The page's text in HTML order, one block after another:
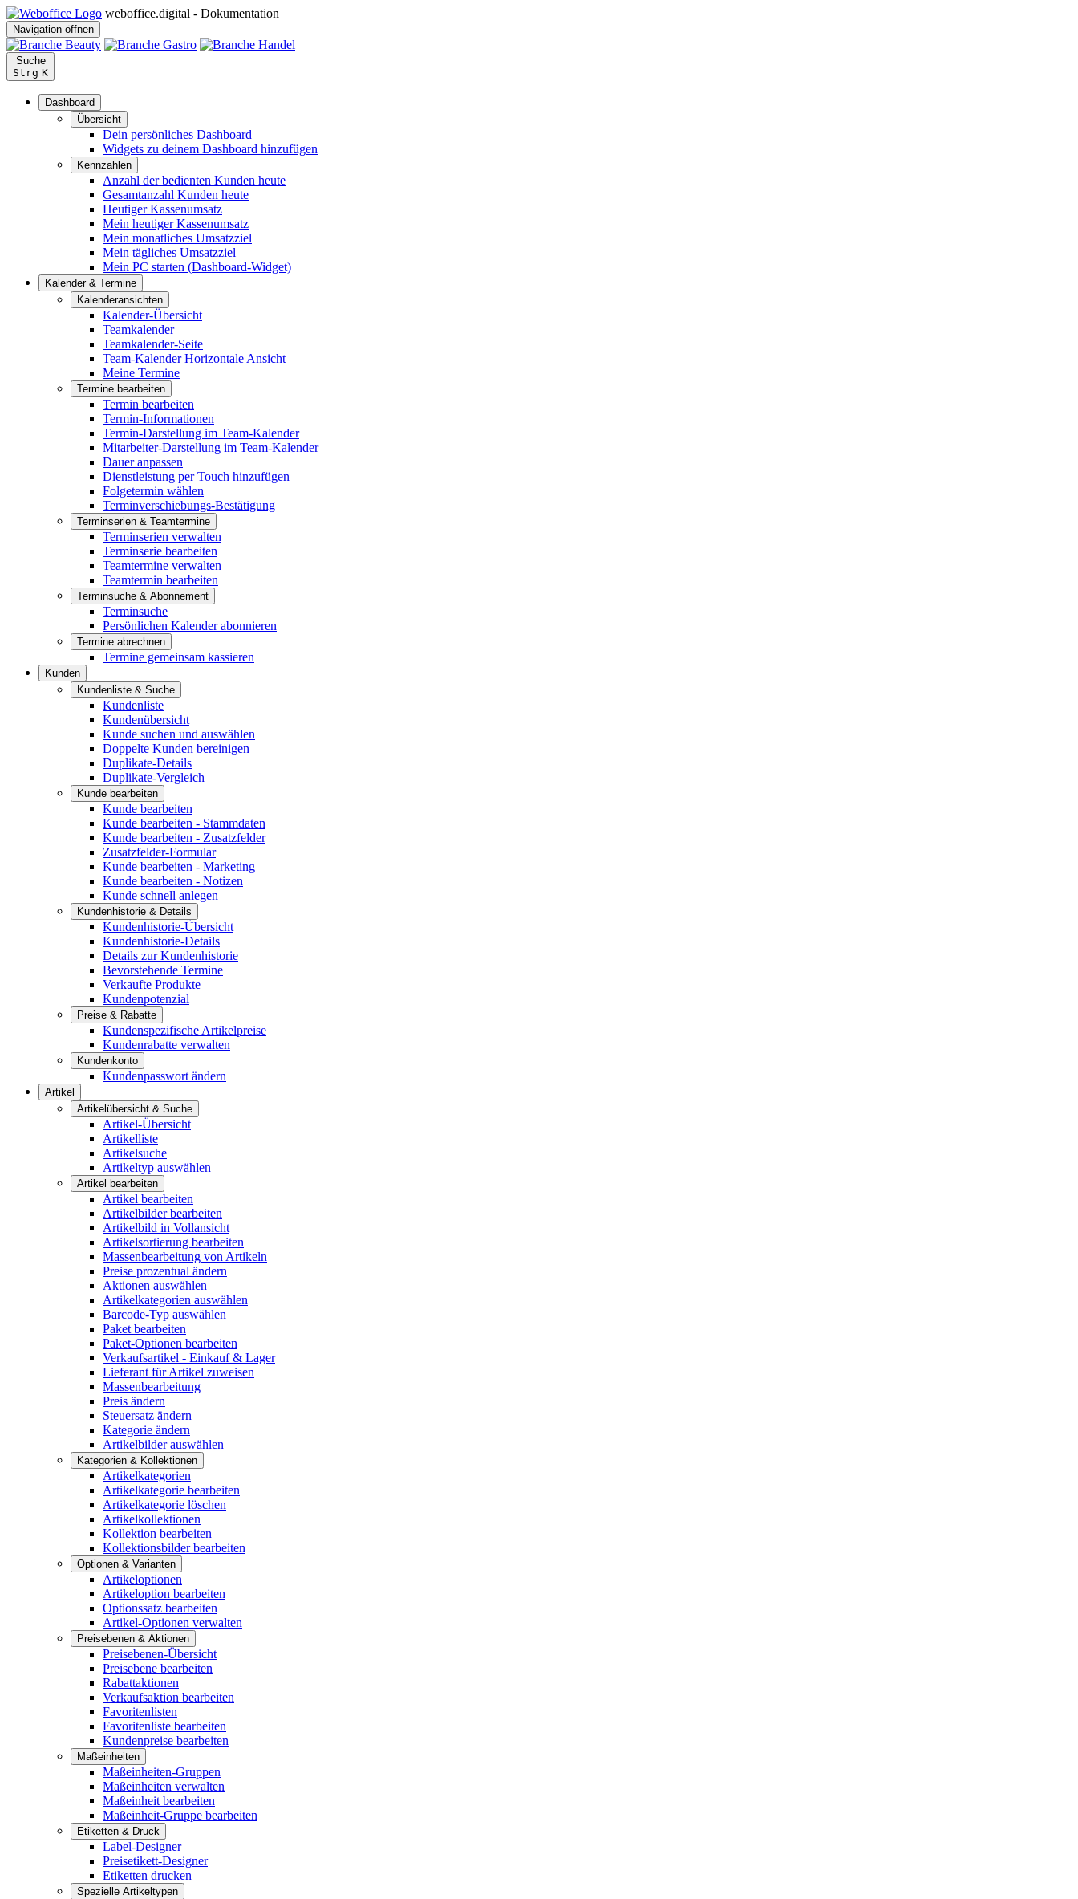
weboffice.digital - Dokumentation
Navigation öffnen
Suche
Strg K
Dashboard
Übersicht
Dein persönliches Dashboard
Widgets zu deinem Dashboard hinzufügen
Kennzahlen
Anzahl der bedienten Kunden heute
Gesamtanzahl Kunden heute
Heutiger Kassenumsatz
Mein heutiger Kassenumsatz
Mein monatliches Umsatzziel
Mein tägliches Umsatzziel
Mein PC starten (Dashboard-Widget)
Kalender & Termine
Kalenderansichten
Kalender-Übersicht
Teamkalender
Teamkalender-Seite
Team-Kalender Horizontale Ansicht
Meine Termine
Termine bearbeiten
Termin bearbeiten
Termin-Informationen
Termin-Darstellung im Team-Kalender
Mitarbeiter-Darstellung im Team-Kalender
Dauer anpassen
Dienstleistung per Touch hinzufügen
Folgetermin wählen
Terminverschiebungs-Bestätigung
Terminserien & Teamtermine
Terminserien verwalten
Terminserie bearbeiten
Teamtermine verwalten
Teamtermin bearbeiten
Terminsuche & Abonnement
Terminsuche
Persönlichen Kalender abonnieren
Termine abrechnen
Termine gemeinsam kassieren
Kunden
Kundenliste & Suche
Kundenliste
Kundenübersicht
Kunde suchen und auswählen
Doppelte Kunden bereinigen
Duplikate-Details
Duplikate-Vergleich
Kunde bearbeiten
Kunde bearbeiten
Kunde bearbeiten - Stammdaten
Kunde bearbeiten - Zusatzfelder
Zusatzfelder-Formular
Kunde bearbeiten - Marketing
Kunde bearbeiten - Notizen
Kunde schnell anlegen
Kundenhistorie & Details
Kundenhistorie-Übersicht
Kundenhistorie-Details
Details zur Kundenhistorie
Bevorstehende Termine
Verkaufte Produkte
Kundenpotenzial
Preise & Rabatte
Kundenspezifische Artikelpreise
Kundenrabatte verwalten
Kundenkonto
Kundenpasswort ändern
Artikel
Artikelübersicht & Suche
Artikel-Übersicht
Artikelliste
Artikelsuche
Artikeltyp auswählen
Artikel bearbeiten
Artikel bearbeiten
Artikelbilder bearbeiten
Artikelbild in Vollansicht
Artikelsortierung bearbeiten
Massenbearbeitung von Artikeln
Preise prozentual ändern
Aktionen auswählen
Artikelkategorien auswählen
Barcode-Typ auswählen
Paket bearbeiten
Paket-Optionen bearbeiten
Verkaufsartikel - Einkauf & Lager
Lieferant für Artikel zuweisen
Massenbearbeitung
Preis ändern
Steuersatz ändern
Kategorie ändern
Artikelbilder auswählen
Kategorien & Kollektionen
Artikelkategorien
Artikelkategorie bearbeiten
Artikelkategorie löschen
Artikelkollektionen
Kollektion bearbeiten
Kollektionsbilder bearbeiten
Optionen & Varianten
Artikeloptionen
Artikeloption bearbeiten
Optionssatz bearbeiten
Artikel-Optionen verwalten
Preisebenen & Aktionen
Preisebenen-Übersicht
Preisebene bearbeiten
Rabattaktionen
Verkaufsaktion bearbeiten
Favoritenlisten
Favoritenliste bearbeiten
Kundenpreise bearbeiten
Maßeinheiten
Maßeinheiten-Gruppen
Maßeinheiten verwalten
Maßeinheit bearbeiten
Maßeinheit-Gruppe bearbeiten
Etiketten & Druck
Label-Designer
Preisetikett-Designer
Etiketten drucken
Spezielle Artikeltypen